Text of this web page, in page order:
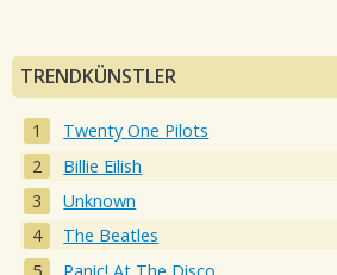
TRENDKÜNSTLER
Twenty One Pilots
Billie Eilish
Unknown
The Beatles
Panic! At The Disco